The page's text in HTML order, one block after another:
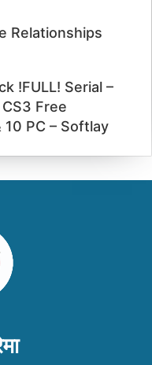
Relationships
!FULL! Serial –
Free
PC – Softlay